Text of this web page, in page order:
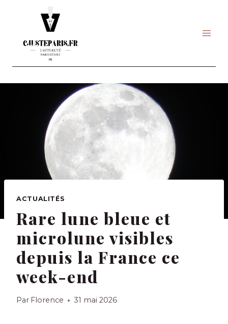
ACTUALITÉS
Rare lune bleue et
microlune visibles
depuis la France ce
week-end
Par Florence 31 mai 2026